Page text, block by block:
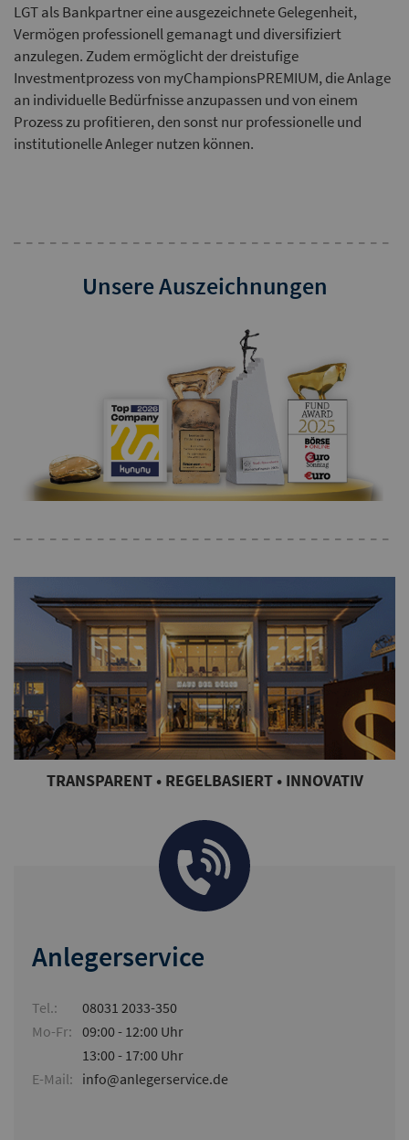
LGT als Bankpartner eine ausgezeichnete Gelegenheit,
Vermögen professionell gemanagt und diversifiziert
anzulegen. Zudem ermöglicht der dreistufige
Investmentprozess von myChampionsPREMIUM, die Anlage
an individuelle Bedürfnisse anzupassen und von einem
Prozess zu profitieren, den sonst nur professionelle und
institutionelle Anleger nutzen können.
Unsere Auszeichnungen
TRANSPARENT • REGELBASIERT • INNOVATIV
Anlegerservice
Tel.:
08031 2033-350
Mo-Fr: 09:00 - 12:00 Uhr
13:00 - 17:00 Uhr
E-Mail: info@anlegerservice.de